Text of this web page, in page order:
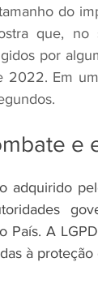
do
que,
por
2022. Em
e
adquirido
País. A
à proteção